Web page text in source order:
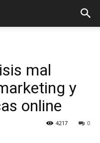
mal
y
online
0
4217